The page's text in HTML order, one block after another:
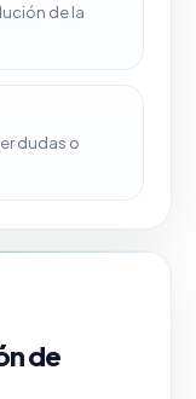
de la
dudas o
de